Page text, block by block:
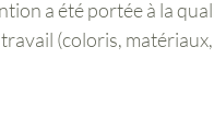
a été portée à la
(coloris, matériaux,